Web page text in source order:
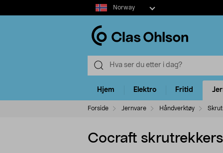
Select
market
Norway
Hjem Elektro Fritid
Forside Jernvare Håndverktøy
Cocraft